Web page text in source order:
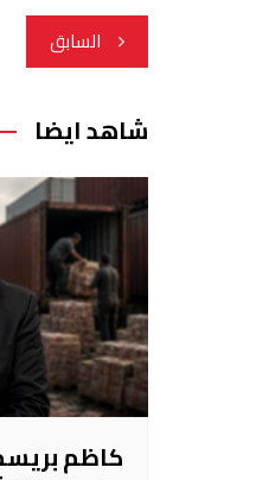
تصفّح
المقالات
السابق
شاهد ايضا
كاظم